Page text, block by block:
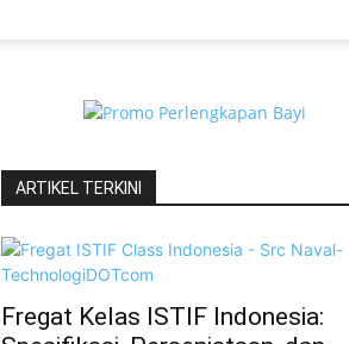
ARTIKEL TERKINI
Fregat Kelas ISTIF Indonesia: